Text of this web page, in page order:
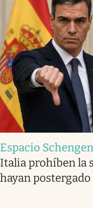
Espacio Schengen
Italia prohíben la
hayan